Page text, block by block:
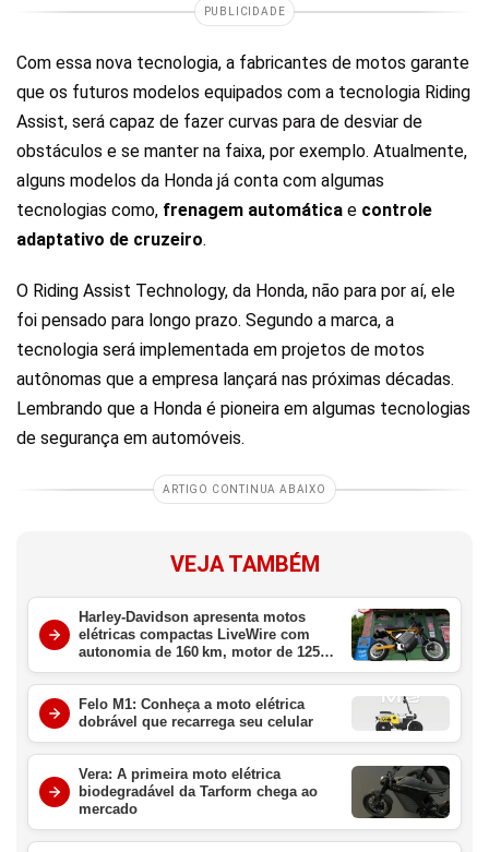
PUBLICIDADE
Com essa nova tecnologia, a fabricantes de motos garante
que os futuros modelos equipados com a tecnologia Riding
Assist, será capaz de fazer curvas para de desviar de
obstáculos e se manter na faixa, por exemplo. Atualmente,
alguns modelos da Honda já conta com algumas
tecnologias como, frenagem automática e controle
adaptativo de cruzeiro.
O Riding Assist Technology, da Honda, não para por aí, ele
foi pensado para longo prazo. Segundo a marca, a
tecnologia será implementada em projetos de motos
autônomas que a empresa lançará nas próximas décadas.
Lembrando que a Honda é pioneira em algumas tecnologias
de segurança em automóveis.
ARTIGO CONTINUA ABAIXO
VEJA TAMBÉM
Harley-Davidson apresenta motos
elétricas compactas LiveWire com
autonomia de 160 km, motor de 125cc
e baterias removíveis
Felo M1: Conheça a moto elétrica
dobrável que recarrega seu celular
Vera: A primeira moto elétrica
biodegradável da Tarform chega ao
mercado